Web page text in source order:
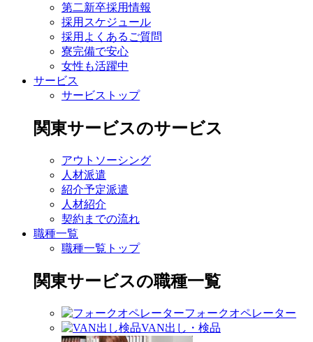
第二新卒採用情報
採用スケジュール
採用よくあるご質問
寮完備で安心
女性も活躍中
サービス
サービストップ
関東サービスのサービス
アウトソーシング
人材派遣
紹介予定派遣
人材紹介
契約までの流れ
職種一覧
職種一覧トップ
関東サービスの職種一覧
フォークオペレーター
VAN出し・検品